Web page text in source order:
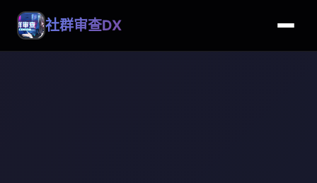
社群审查DX